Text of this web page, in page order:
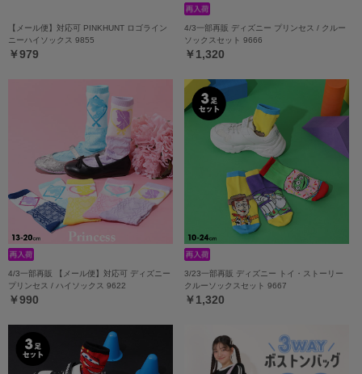
【メール便】対応可 PINKHUNT ロゴライン
ニーハイソックス 9855
￥979
4/3一部再販 ディズニー プリンセス / クルー
ソックスセット 9666
￥1,320
4/3一部再販 【メール便】対応可 ディズニー
プリンセス / ハイソックス 9622
￥990
3/23一部再販 ディズニー トイ・ストーリー
クルーソックスセット 9667
￥1,320